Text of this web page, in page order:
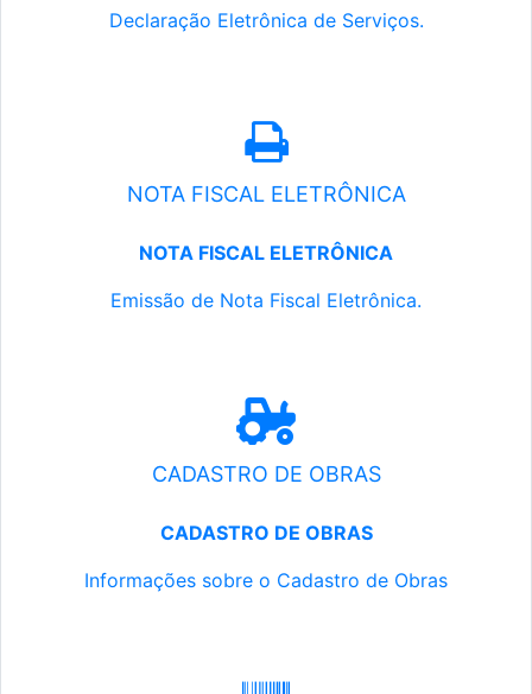
Declaração Eletrônica de Serviços.
NOTA FISCAL ELETRÔNICA
NOTA FISCAL ELETRÔNICA
Emissão de Nota Fiscal Eletrônica.
CADASTRO DE OBRAS
CADASTRO DE OBRAS
Informações sobre o Cadastro de Obras